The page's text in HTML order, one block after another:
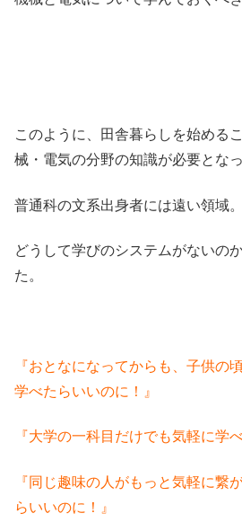
このように、田舎暮らしを始める
械・電気の分野の知識が必要となっ
普通科の文系出身者には遠い領域。
どうして学びのシステムがないの
た。
『おとなになってからも、子供の
学べたらいいのに！』
『大学の一科目だけでも気軽に学
『同じ趣味の人がもっと気軽に繋
らいいのに！』